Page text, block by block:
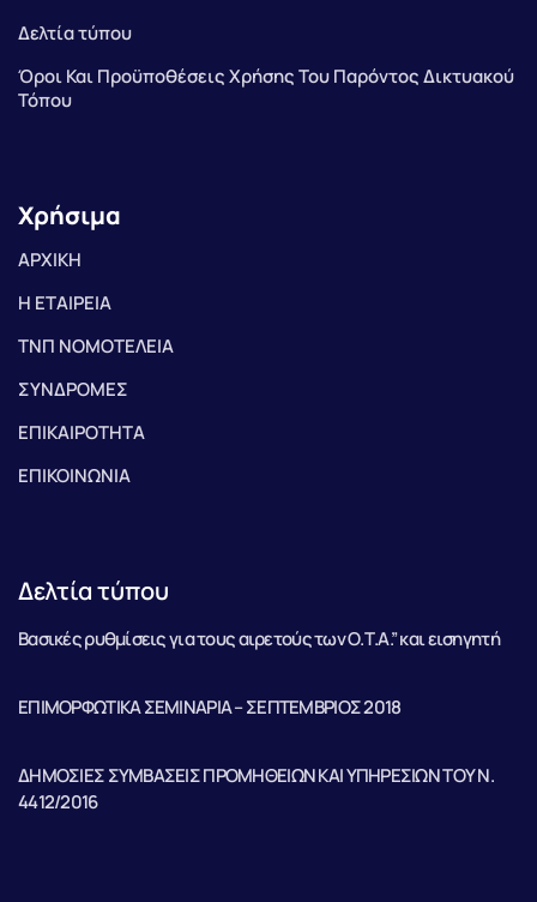
Δελτία τύπου
Όροι Και Προϋποθέσεις Χρήσης Του Παρόντος Δικτυακού
Τόπου
Χρήσιμα
ΑΡΧΙΚΗ
Η ΕΤΑΙΡΕΙΑ
ΤΝΠ ΝΟΜΟΤΕΛΕΙΑ
ΣΥΝΔΡΟΜΕΣ
ΕΠΙΚΑΙΡΟΤΗΤΑ
ΕΠΙΚΟΙΝΩΝΙΑ
Δελτία τύπου
Βασικές ρυθμίσεις για τους αιρετούς των Ο.Τ.Α.” και εισηγητή
ΕΠΙΜΟΡΦΩΤΙΚΑ ΣΕΜΙΝΑΡΙΑ – ΣΕΠΤΕΜΒΡΙΟΣ 2018
ΔΗΜΟΣΙΕΣ ΣΥΜΒΑΣΕΙΣ ΠΡΟΜΗΘΕΙΩΝ ΚΑΙ ΥΠΗΡΕΣΙΩΝ ΤΟΥ Ν.
4412/2016